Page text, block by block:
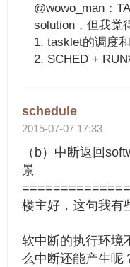
@wowo_man：
solution，但我觉
1. tasklet的调度
2. SCHED +
schedule
2015-07-07 17:33
（b）中断返回
景
楼主好，这句我有
软中断的执行环境
么中断还能产生呢